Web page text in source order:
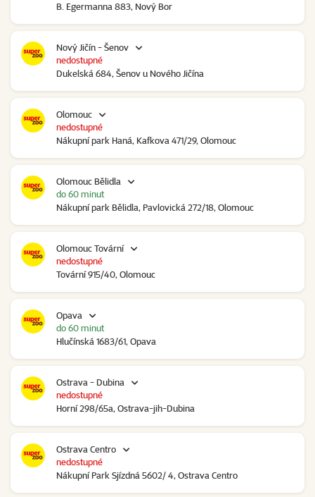
B. Egermanna 883, Nový Bor
Nový Jičín - Šenov
Dukelská 684, Šenov u Nového Jičína
nedostupné
Olomouc
Nákupní park Haná, Kafkova 471/29, Olomouc
nedostupné
Olomouc Bělidla
Nákupní park Bělidla, Pavlovická 272/18, Olomouc
do 60 minut
Olomouc Tovární
Tovární 915/40, Olomouc
nedostupné
Opava
Hlučínská 1683/61, Opava
do 60 minut
Ostrava - Dubina
Horní 298/65a, Ostrava-jih-Dubina
nedostupné
Ostrava Centro
Nákupní Park Sjízdná 5602/ 4, Ostrava Centro
nedostupné